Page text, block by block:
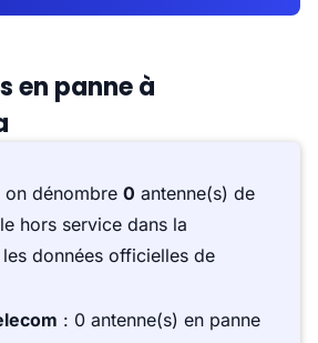
en panne à
dénombre 0 antenne(s) de
hors service dans la
données officielles de
: 0 antenne(s) en panne